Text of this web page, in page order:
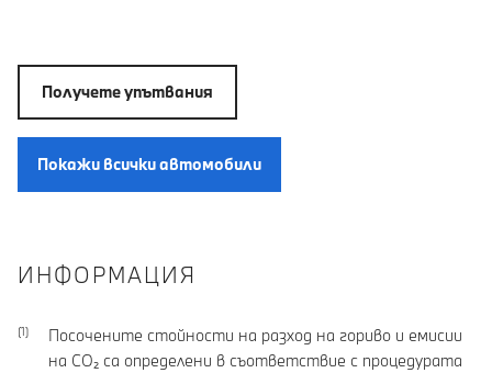
Получете упътвания
Покажи всички автомобили
ИНФОРМАЦИЯ
Посочените стойности на разход на гориво и емисии
на CO₂ са определени в съответствие с процедурата